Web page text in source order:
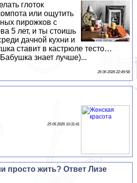
глоток
или ощутить
пирожков с
5 лет, и ты стоишь
дачной кухни и
ставит в кастрюле тесто…
знает лучше)...
26 06 2026 22:49:58
25 06 2026 10:31:41
просто жить? Ответ Лизе